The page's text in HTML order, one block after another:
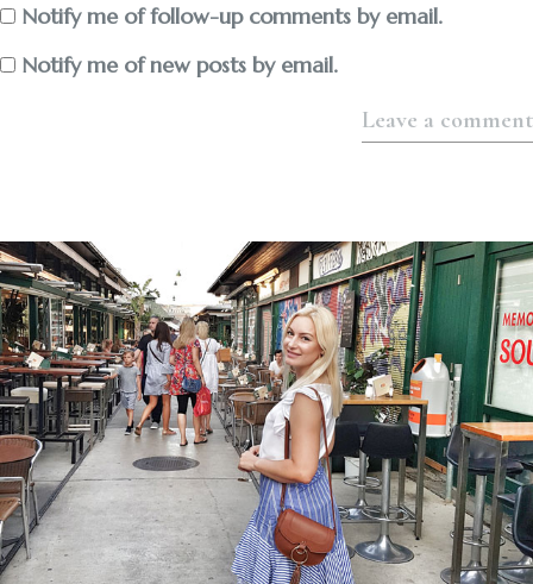
Notify me of follow-up comments by email.
Notify me of new posts by email.